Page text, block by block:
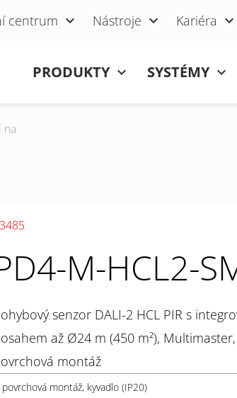
centrum Nástroje Kariéra
PRODUKTY SYSTÉMY
na
M-HCL2-
senzor DALI-2 HCL PIR s
až Ø24 m (450 m²),
montáž
povrchová montáž, kyvadlo (IP20)